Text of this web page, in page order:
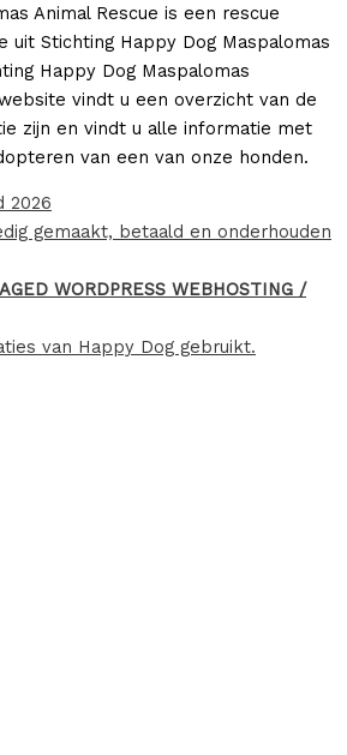
Animal Rescue is een rescue
uit Stichting Happy Dog Maspalomas
Happy Dog Maspalomas
vindt u een overzicht van de
zijn en vindt u alle informatie met
van een van onze honden.
2026
gemaakt, betaald en onderhouden
WORDPRESS WEBHOSTING /
van Happy Dog gebruikt.